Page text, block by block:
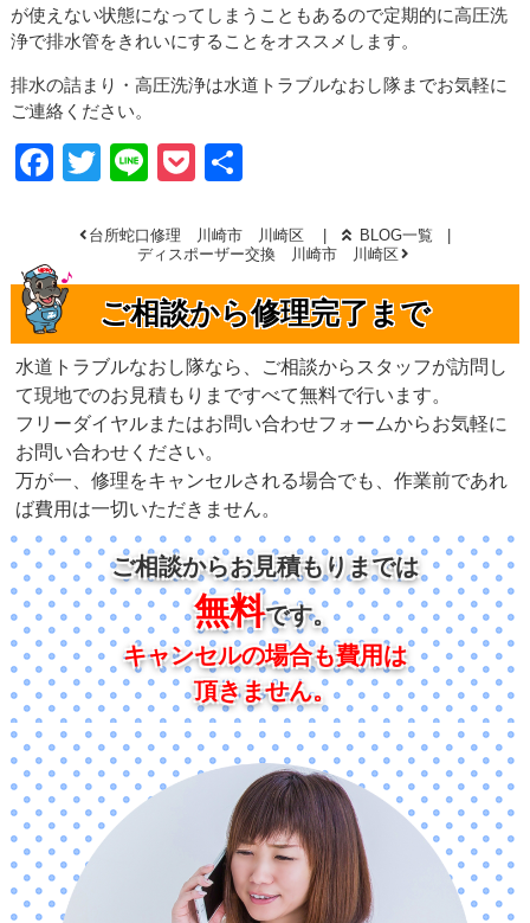
が使えない状態になってしまうこともあるので定期的に高圧洗
浄で排水管をきれいにすることをオススメします。
排水の詰まり・高圧洗浄は水道トラブルなおし隊までお気軽に
ご連絡ください。
Facebook
Twitter
LinePocket
台所蛇口修理 川崎市 川崎区
BLOG一覧
ディスポーザー交換 川崎市 川崎区
ご相談から修理完了まで
水道トラブルなおし隊なら、ご相談からスタッフが訪問し
て現地でのお見積もりまですべて無料で行います。
フリーダイヤルまたはお問い合わせフォームからお気軽に
お問い合わせください。
万が一、修理をキャンセルされる場合でも、作業前であれ
ば費用は一切いただきません。
ご相談からお見積もりまでは
無料です。
キャンセルの場合も費用は
頂きません。